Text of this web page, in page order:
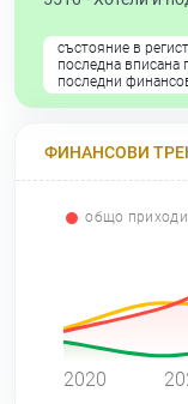
състояние в
последна вписана
последни
ФИНАНСОВИ
общо приходи
2020